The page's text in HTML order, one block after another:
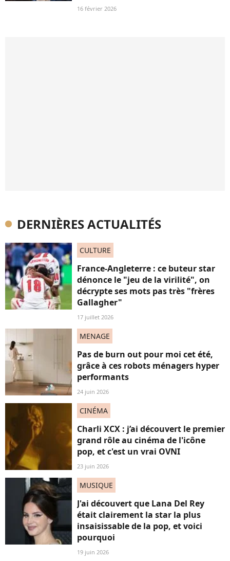
16 février 2026
DERNIÈRES ACTUALITÉS
CULTURE
France-Angleterre : ce buteur star
dénonce le "jeu de la virilité", on
décrypte ses mots pas très "frères
Gallagher"
17 juillet 2026
MENAGE
Pas de burn out pour moi cet été,
grâce à ces robots ménagers hyper
performants
24 juin 2026
CINÉMA
Charli XCX : j’ai découvert le premier
grand rôle au cinéma de l'icône
pop, et c'est un vrai OVNI
23 juin 2026
MUSIQUE
J'ai découvert que Lana Del Rey
était clairement la star la plus
insaisissable de la pop, et voici
pourquoi
19 juin 2026